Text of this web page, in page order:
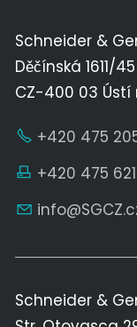
Schneider &
Děčínská 1611/45
CZ-400 03 Ústí
+420 475
+420 475
nf
SGCZ
Schneider &